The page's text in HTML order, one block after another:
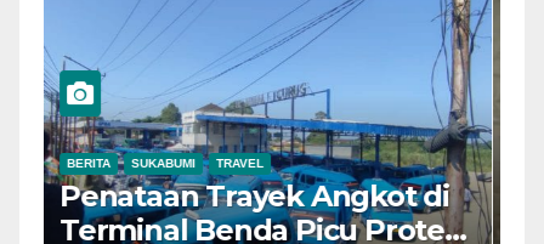
BERITA SUKABUMI TRAVEL
Penataan Trayek Angkot di
Terminal Benda Picu Protes